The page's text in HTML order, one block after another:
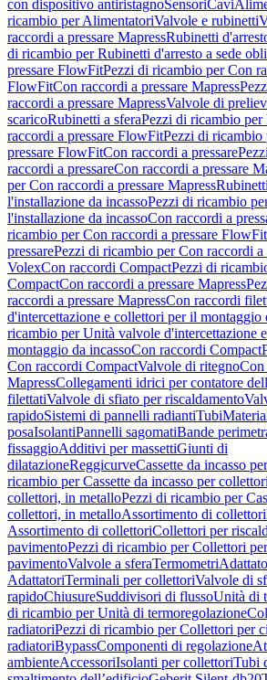
con dispositivo antiristagnoSensoriCavi
ricambio per AlimentatoriValvole e rubinetti
raccordi a pressare MapressRubinetti
di ricambio per Rubinetti d'arresto a sede
pressare FlowFitPezzi di ricambio per Con
FlowFitCon raccordi a pressare Mapress
raccordi a pressare MapressValvole di
scaricoRubinetti a sferaPezzi di ricambio per
raccordi a pressare FlowFitPezzi di ricambio
pressare FlowFitCon raccordi a pressare
raccordi a pressareCon raccordi a pressare
per Con raccordi a pressare Mapress
l'installazione da incassoPezzi di ricambio
l'installazione da incassoCon raccordi a
ricambio per Con raccordi a pressare FlowFit
pressarePezzi di ricambio per Con raccordi a
VolexCon raccordi CompactPezzi di
CompactCon raccordi a pressare Mapress
raccordi a pressare MapressCon raccordi
d'intercettazione e collettori per il montaggio
ricambio per Unità valvole d'intercettazione
montaggio da incassoCon raccordi Compact
Con raccordi CompactValvole di ritegnoCon
MapressCollegamenti idrici per contatore
filettatiValvole di sfiato per riscaldamento
rapidoSistemi di pannelli radiantiTubi
posaIsolantiPannelli sagomatiBande
fissaggioAdditivi per massettiGiunti di
dilatazioneReggicurveCassette da incasso
ricambio per Cassette da incasso per collettori
collettori, in metalloPezzi di ricambio per
collettori, in metalloAssortimento di collettori
Assortimento di collettoriCollettori per
pavimentoPezzi di ricambio per Collettori
pavimentoValvole a sferaTermometri
AdattatoriTerminali per collettoriValvole di
rapidoChiusureSuddivisori di flussoUnità di
di ricambio per Unità di termoregolazione
radiatoriPezzi di ricambio per Collettori per
radiatoriBypassComponenti di regolazione
ambienteAccessoriIsolanti per collettoriTubi